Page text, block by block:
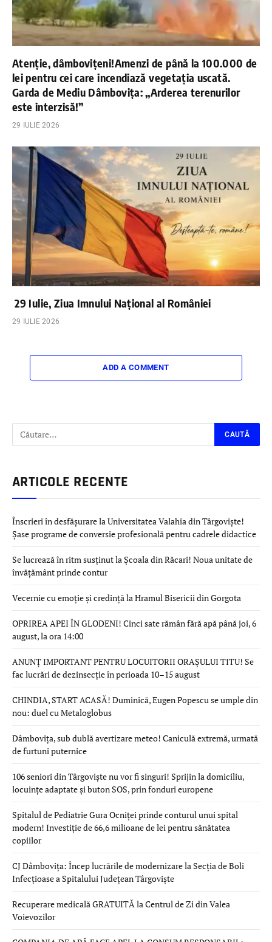
Atenție, dâmbovițeni!Amenzi de până la 100.000 de
lei pentru cei care incendiază vegetația uscată.
Garda de Mediu Dâmbovița: „Arderea terenurilor
este interzisă!”
29 IULIE 2026
29 Iulie, Ziua Imnului Național al României
29 IULIE 2026
ADD A COMMENT
ARTICOLE RECENTE
Înscrieri în desfășurare la Universitatea Valahia din Târgoviște!
Șase programe de conversie profesională pentru cadrele didactice
Se lucrează în ritm susținut la Școala din Răcari! Noua unitate de
învățământ prinde contur
Vecernie cu emoție și credință la Hramul Bisericii din Gorgota
OPRIREA APEI ÎN GLODENI! Cinci sate rămân fără apă până joi, 6
august, la ora 14:00
ANUNȚ IMPORTANT PENTRU LOCUITORII ORAȘULUI TITU! Se
fac lucrări de dezinsecție în perioada 10–15 august
CHINDIA, START ACASĂ! Duminică, Eugen Popescu se umple din
nou: duel cu Metaloglobus
Dâmbovița, sub dublă avertizare meteo! Caniculă extremă, urmată
de furtuni puternice
106 seniori din Târgoviște nu vor fi singuri! Sprijin la domiciliu,
locuințe adaptate și buton SOS, prin fonduri europene
Spitalul de Pediatrie Gura Ocniței prinde conturul unui spital
modern! Investiție de 66,6 milioane de lei pentru sănătatea
copiilor
CJ Dâmbovița: Încep lucrările de modernizare la Secția de Boli
Infecțioase a Spitalului Județean Târgoviște
Recuperare medicală GRATUITĂ la Centrul de Zi din Valea
Voievozilor